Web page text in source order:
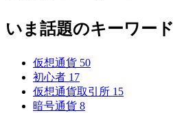
いま話題のキーワード
仮想通貨 50
初心者 17
仮想通貨取引所 15
暗号通貨 8